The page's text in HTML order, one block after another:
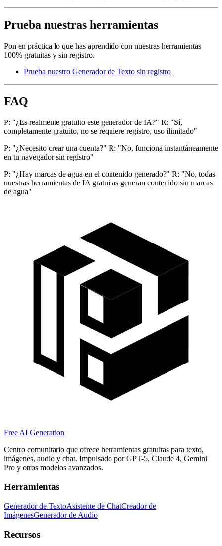
Prueba nuestras herramientas
Pon en práctica lo que has aprendido con nuestras herramientas
100% gratuitas y sin registro.
Prueba nuestro Generador de Texto sin registro
FAQ
P: "¿Es realmente gratuito este generador de IA?" R: "Sí,
completamente gratuito, no se requiere registro, uso ilimitado"
P: "¿Necesito crear una cuenta?" R: "No, funciona instantáneamente
en tu navegador sin registro"
P: "¿Hay marcas de agua en el contenido generado?" R: "No, todas
nuestras herramientas de IA gratuitas generan contenido sin marcas
de agua"
Free AI Generation
Centro comunitario que ofrece herramientas gratuitas para texto,
imágenes, audio y chat. Impulsado por GPT-5, Claude 4, Gemini
Pro y otros modelos avanzados.
Herramientas
Generador de TextoAsistente de ChatCreador de
ImágenesGenerador de Audio
Recursos